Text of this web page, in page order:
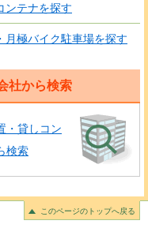
ンテナを探す
月極バイク駐車場を探す
社から検索
・貸しコン
検索
このページのトップへ戻る